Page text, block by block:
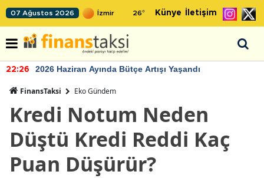
07 Ağustos 2026 26° Künye İletişim
22:26 2026 Haziran Ayında Bütçe Artışı Yaşandı
FinansTaksi Eko Gündem
Kredi Notum Neden
Düştü Kredi Reddi Kaç
Puan Düşürür?